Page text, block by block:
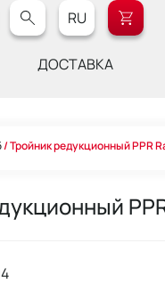
RU
ДОСТАВКА
Тройник редукционный PPR